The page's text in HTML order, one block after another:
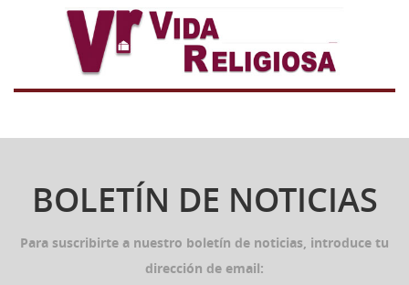
BOLETÍN DE NOTICIAS
Para suscribirte a nuestro boletín de noticias, introduce tu
dirección de email: